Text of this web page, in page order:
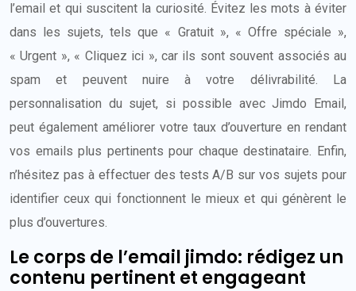
l’email et qui suscitent la curiosité. Évitez les mots à éviter
dans les sujets, tels que « Gratuit », « Offre spéciale »,
« Urgent », « Cliquez ici », car ils sont souvent associés au
spam et peuvent nuire à votre délivrabilité. La
personnalisation du sujet, si possible avec Jimdo Email,
peut également améliorer votre taux d’ouverture en rendant
vos emails plus pertinents pour chaque destinataire. Enfin,
n’hésitez pas à effectuer des tests A/B sur vos sujets pour
identifier ceux qui fonctionnent le mieux et qui génèrent le
plus d’ouvertures.
Le corps de l’email jimdo: rédigez un
contenu pertinent et engageant